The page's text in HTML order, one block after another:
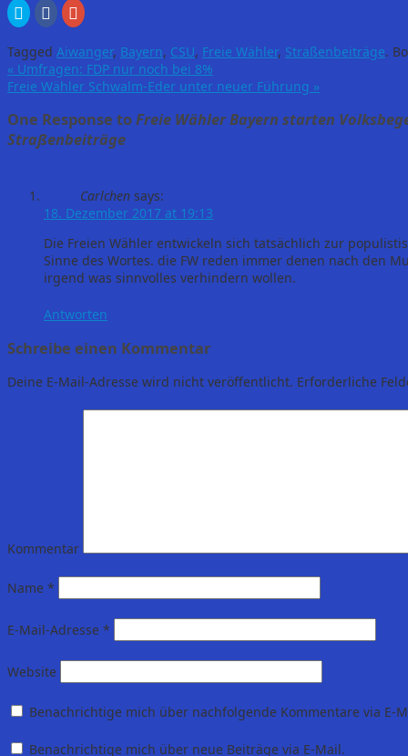
Klick,
um
über
zu
teilen
(Wird
in
neuem
geöffnet)
Klick,
um
zu
teilen
(Wird
in
neuem
geöffnet)
Zum
Teilen
anklicken
(Wird
in
neuem
Fenster
Tagged Aiwanger, Bayern, CSU, Freie Wähler, Straßenbeiträge.
« Umfragen: FDP nur noch bei 8%
Freie Wähler Schwalm-Eder unter neuer Führung »
One Response toFreie Wähler Bayern starten
Straßenbeiträge
Carlchen says:
18. Dezember 2017 at 19:13
Die Freien Wähler entwickeln sich tatsächlich zur
Sinne des Wortes. die FW reden immer denen nach den
irgend was sinnvolles verhindern wollen.
Antworten
Schreibe einen Kommentar
Deine E-Mail-Adresse wird nicht veröffentlicht. Erforderliche
Kommentar
Name *
E-Mail-Adresse *
Website
Benachrichtige mich über nachfolgende Kommentare via E-
Benachrichtige mich über neue Beiträge via E-Mail.